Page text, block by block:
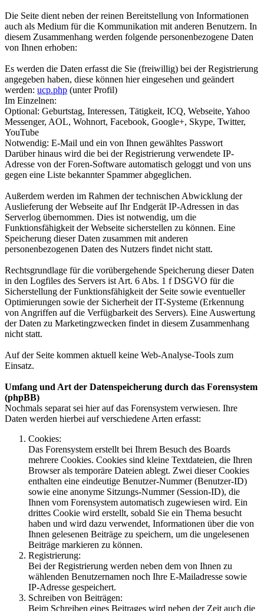
Die Seite dient neben der reinen Bereitstellung von Informationen
auch als Medium für die Kommunikation mit anderen Benutzern. In
diesem Zusammenhang werden folgende personenbezogene Daten
von Ihnen erhoben:
Es werden die Daten erfasst die Sie (freiwillig) bei der Registrierung
angegeben haben, diese können hier eingesehen und geändert
werden: ucp.php (unter Profil)
Im Einzelnen:
Optional: Geburtstag, Interessen, Tätigkeit, ICQ, Webseite, Yahoo
Messenger, AOL, Wohnort, Facebook, Google+, Skype, Twitter,
YouTube
Notwendig: E-Mail und ein von Ihnen gewähltes Passwort
Darüber hinaus wird die bei der Registrierung verwendete IP-
Adresse von der Foren-Software automatisch geloggt und von uns
gegen eine Liste bekannter Spammer abgeglichen.
Außerdem werden im Rahmen der technischen Abwicklung der
Auslieferung der Webseite auf Ihr Endgerät IP-Adressen in das
Serverlog übernommen. Dies ist notwendig, um die
Funktionsfähigkeit der Webseite sicherstellen zu können. Eine
Speicherung dieser Daten zusammen mit anderen
personenbezogenen Daten des Nutzers findet nicht statt.
Rechtsgrundlage für die vorübergehende Speicherung dieser Daten
in den Logfiles des Servers ist Art. 6 Abs. 1 f DSGVO für die
Sicherstellung der Funktionsfähigkeit der Seite sowie eventueller
Optimierungen sowie der Sicherheit der IT-Systeme (Erkennung
von Angriffen auf die Verfügbarkeit des Servers). Eine Auswertung
der Daten zu Marketingzwecken findet in diesem Zusammenhang
nicht statt.
Auf der Seite kommen aktuell keine Web-Analyse-Tools zum
Einsatz.
Umfang und Art der Datenspeicherung durch das Forensystem
(phpBB)
Nochmals separat sei hier auf das Forensystem verwiesen. Ihre
Daten werden hierbei auf verschiedene Arten erfasst:
Cookies:
Das Forensystem erstellt bei Ihrem Besuch des Boards
mehrere Cookies. Cookies sind kleine Textdateien, die Ihren
Browser als temporäre Dateien ablegt. Zwei dieser Cookies
enthalten eine eindeutige Benutzer-Nummer (Benutzer-ID)
sowie eine anonyme Sitzungs-Nummer (Session-ID), die
Ihnen vom Forensystem automatisch zugewiesen wird. Ein
drittes Cookie wird erstellt, sobald Sie ein Thema besucht
haben und wird dazu verwendet, Informationen über die von
Ihnen gelesenen Beiträge zu speichern, um die ungelesenen
Beiträge markieren zu können.
Registrierung:
Bei der Registrierung werden neben dem von Ihnen zu
wählenden Benutzernamen noch Ihre E-Mailadresse sowie
IP-Adresse gespeichert.
Schreiben von Beiträgen:
Beim Schreiben eines Beitrages wird neben der Zeit auch die